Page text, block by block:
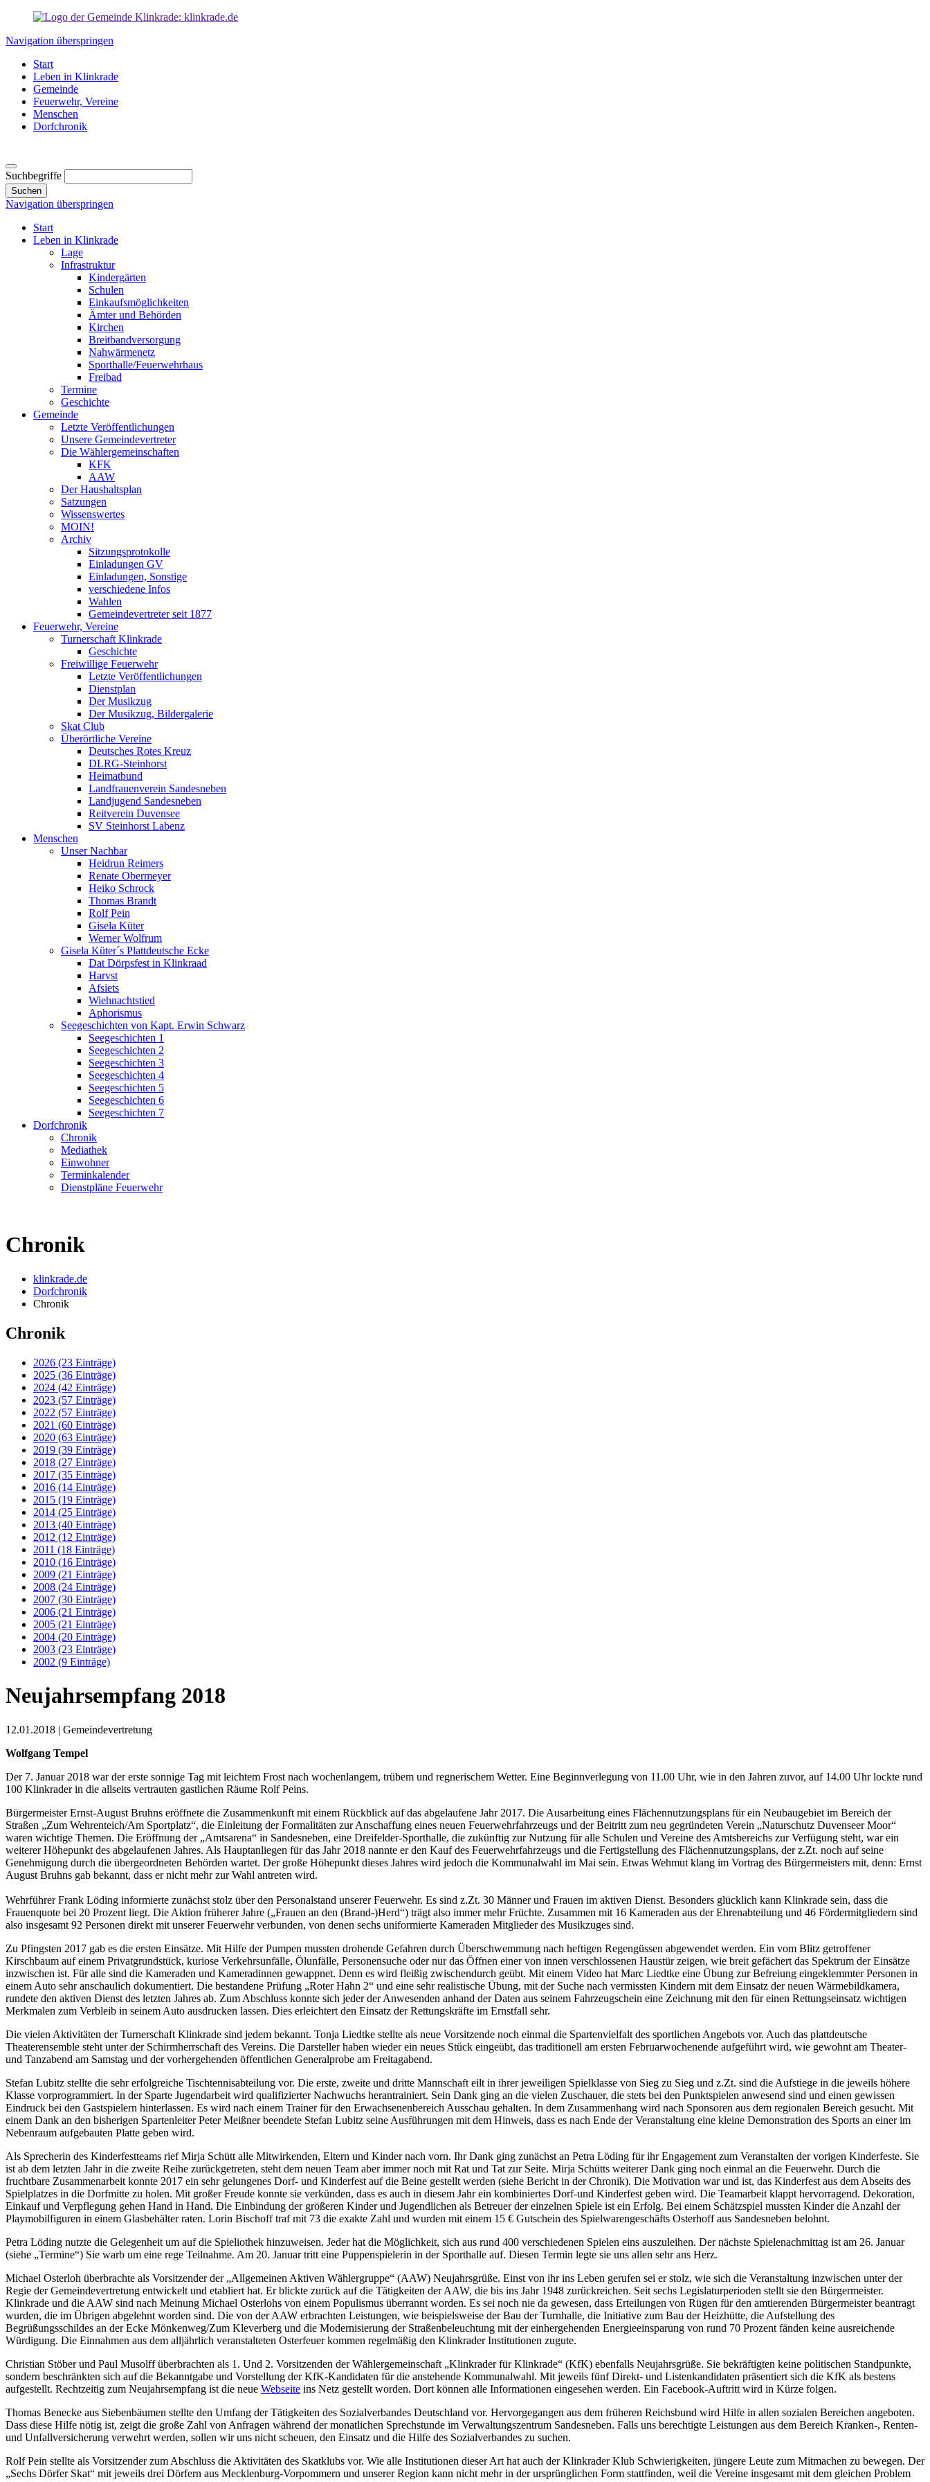
Navigation überspringen
Start
Leben in Klinkrade
Gemeinde
Feuerwehr, Vereine
Menschen
Dorfchronik
Suchbegriffe
Suchen
Navigation überspringen
Start
Leben in Klinkrade
Lage
Infrastruktur
Kindergärten
Schulen
Einkaufsmöglichkeiten
Ämter und Behörden
Kirchen
Breitbandversorgung
Nahwärmenetz
Sporthalle/Feuerwehrhaus
Freibad
Termine
Geschichte
Gemeinde
Letzte Veröffentlichungen
Unsere Gemeindevertreter
Die Wählergemeinschaften
KFK
AAW
Der Haushaltsplan
Satzungen
Wissenswertes
MOIN!
Archiv
Sitzungsprotokolle
Einladungen GV
Einladungen, Sonstige
verschiedene Infos
Wahlen
Gemeindevertreter seit 1877
Feuerwehr, Vereine
Turnerschaft Klinkrade
Geschichte
Freiwillige Feuerwehr
Letzte Veröffentlichungen
Dienstplan
Der Musikzug
Der Musikzug, Bildergalerie
Skat Club
Überörtliche Vereine
Deutsches Rotes Kreuz
DLRG-Steinhorst
Heimatbund
Landfrauenverein Sandesneben
Landjugend Sandesneben
Reitverein Duvensee
SV Steinhorst Labenz
Menschen
Unser Nachbar
Heidrun Reimers
Renate Obermeyer
Heiko Schrock
Thomas Brandt
Rolf Pein
Gisela Küter
Werner Wolfrum
Gisela Küter´s Plattdeutsche Ecke
Dat Dörpsfest in Klinkraad
Harvst
Afsiets
Wiehnachtstied
Aphorismus
Seegeschichten von Kapt. Erwin Schwarz
Seegeschichten 1
Seegeschichten 2
Seegeschichten 3
Seegeschichten 4
Seegeschichten 5
Seegeschichten 6
Seegeschichten 7
Dorfchronik
Chronik
Mediathek
Einwohner
Terminkalender
Dienstpläne Feuerwehr
Chronik
klinkrade.de
Dorfchronik
Chronik
Chronik
2026 (23 Einträge)
2025 (36 Einträge)
2024 (42 Einträge)
2023 (57 Einträge)
2022 (57 Einträge)
2021 (60 Einträge)
2020 (63 Einträge)
2019 (39 Einträge)
2018 (27 Einträge)
2017 (35 Einträge)
2016 (14 Einträge)
2015 (19 Einträge)
2014 (25 Einträge)
2013 (40 Einträge)
2012 (12 Einträge)
2011 (18 Einträge)
2010 (16 Einträge)
2009 (21 Einträge)
2008 (24 Einträge)
2007 (30 Einträge)
2006 (21 Einträge)
2005 (21 Einträge)
2004 (20 Einträge)
2003 (23 Einträge)
2002 (9 Einträge)
Neujahrsempfang 2018
12.01.2018 | Gemeindevertretung
Wolfgang Tempel
Der 7. Januar 2018 war der erste sonnige Tag mit leichtem Frost nach wochenlangem, trübem und regnerischem Wetter. Eine Beginnverlegung von 11.00 Uhr, wie in den Jahren zuvor, auf 14.00 Uhr lockte rund
100 Klinkrader in die allseits vertrauten gastlichen Räume Rolf Peins.
Bürgermeister Ernst-August Bruhns eröffnete die Zusammenkunft mit einem Rückblick auf das abgelaufene Jahr 2017. Die Ausarbeitung eines Flächennutzungsplans für ein Neubaugebiet im Bereich der
Straßen „Zum Wehrenteich/Am Sportplatz“, die Einleitung der Formalitäten zur Anschaffung eines neuen Feuerwehrfahrzeugs und der Beitritt zum neu gegründeten Verein „Naturschutz Duvenseer Moor“
waren wichtige Themen. Die Eröffnung der „Amtsarena“ in Sandesneben, eine Dreifelder-Sporthalle, die zukünftig zur Nutzung für alle Schulen und Vereine des Amtsbereichs zur Verfügung steht, war ein
weiterer Höhepunkt des abgelaufenen Jahres. Als Hauptanliegen für das Jahr 2018 nannte er den Kauf des Feuerwehrfahrzeugs und die Fertigstellung des Flächennutzungsplans, der z.Zt. noch auf seine
Genehmigung durch die übergeordneten Behörden wartet. Der große Höhepunkt dieses Jahres wird jedoch die Kommunalwahl im Mai sein. Etwas Wehmut klang im Vortrag des Bürgermeisters mit, denn: Ernst
August Bruhns gab bekannt, dass er nicht mehr zur Wahl antreten wird.
Wehrführer Frank Löding informierte zunächst stolz über den Personalstand unserer Feuerwehr. Es sind z.Zt. 30 Männer und Frauen im aktiven Dienst. Besonders glücklich kann Klinkrade sein, dass die
Frauenquote bei 20 Prozent liegt. Die Aktion früherer Jahre („Frauen an den (Brand-)Herd“) trägt also immer mehr Früchte. Zusammen mit 16 Kameraden aus der Ehrenabteilung und 46 Fördermitgliedern sind
also insgesamt 92 Personen direkt mit unserer Feuerwehr verbunden, von denen sechs uniformierte Kameraden Mitglieder des Musikzuges sind.
Zu Pfingsten 2017 gab es die ersten Einsätze. Mit Hilfe der Pumpen mussten drohende Gefahren durch Überschwemmung nach heftigen Regengüssen abgewendet werden. Ein vom Blitz getroffener
Kirschbaum auf einem Privatgrundstück, kuriose Verkehrsunfälle, Ölunfälle, Personensuche oder nur das Öffnen einer von innen verschlossenen Haustür zeigen, wie breit gefächert das Spektrum der Einsätze
inzwischen ist. Für alle sind die Kameraden und Kameradinnen gewappnet. Denn es wird fleißig zwischendurch geübt. Mit einem Video hat Marc Liedtke eine Übung zur Befreiung eingeklemmter Personen in
einem Auto sehr anschaulich dokumentiert. Die bestandene Prüfung „Roter Hahn 2“ und eine sehr realistische Übung, mit der Suche nach vermissten Kindern mit dem Einsatz der neuen Wärmebildkamera,
rundete den aktiven Dienst des letzten Jahres ab. Zum Abschluss konnte sich jeder der Anwesenden anhand der Daten aus seinem Fahrzeugschein eine Zeichnung mit den für einen Rettungseinsatz wichtigen
Merkmalen zum Verbleib in seinem Auto ausdrucken lassen. Dies erleichtert den Einsatz der Rettungskräfte im Ernstfall sehr.
Die vielen Aktivitäten der Turnerschaft Klinkrade sind jedem bekannt. Tonja Liedtke stellte als neue Vorsitzende noch einmal die Spartenvielfalt des sportlichen Angebots vor. Auch das plattdeutsche
Theaterensemble steht unter der Schirmherrschaft des Vereins. Die Darsteller haben wieder ein neues Stück eingeübt, das traditionell am ersten Februarwochenende aufgeführt wird, wie gewohnt am Theater-
und Tanzabend am Samstag und der vorhergehenden öffentlichen Generalprobe am Freitagabend.
Stefan Lubitz stellte die sehr erfolgreiche Tischtennisabteilung vor. Die erste, zweite und dritte Mannschaft eilt in ihrer jeweiligen Spielklasse von Sieg zu Sieg und z.Zt. sind die Aufstiege in die jeweils höhere
Klasse vorprogrammiert. In der Sparte Jugendarbeit wird qualifizierter Nachwuchs herantrainiert. Sein Dank ging an die vielen Zuschauer, die stets bei den Punktspielen anwesend sind und einen gewissen
Eindruck bei den Gastspielern hinterlassen. Es wird nach einem Trainer für den Erwachsenenbereich Ausschau gehalten. In dem Zusammenhang wird nach Sponsoren aus dem regionalen Bereich gesucht. Mit
einem Dank an den bisherigen Spartenleiter Peter Meißner beendete Stefan Lubitz seine Ausführungen mit dem Hinweis, dass es nach Ende der Veranstaltung eine kleine Demonstration des Sports an einer im
Nebenraum aufgebauten Platte geben wird.
Als Sprecherin des Kinderfestteams rief Mirja Schütt alle Mitwirkenden, Eltern und Kinder nach vorn. Ihr Dank ging zunächst an Petra Löding für ihr Engagement zum Veranstalten der vorigen Kinderfeste. Sie
ist ab dem letzten Jahr in die zweite Reihe zurückgetreten, steht dem neuen Team aber immer noch mit Rat und Tat zur Seite. Mirja Schütts weiterer Dank ging noch einmal an die Feuerwehr. Durch die
fruchtbare Zusammenarbeit konnte 2017 ein sehr gelungenes Dorf- und Kinderfest auf die Beine gestellt werden (siehe Bericht in der Chronik). Die Motivation war und ist, das Kinderfest aus dem Abseits des
Spielplatzes in die Dorfmitte zu holen. Mit großer Freude konnte sie verkünden, dass es auch in diesem Jahr ein kombiniertes Dorf-und Kinderfest geben wird. Die Teamarbeit klappt hervorragend. Dekoration,
Einkauf und Verpflegung gehen Hand in Hand. Die Einbindung der größeren Kinder und Jugendlichen als Betreuer der einzelnen Spiele ist ein Erfolg. Bei einem Schätzspiel mussten Kinder die Anzahl der
Playmobilfiguren in einem Glasbehälter raten. Lorin Bischoff traf mit 73 die exakte Zahl und wurden mit einem 15 € Gutschein des Spielwarengeschäfts Osterhoff aus Sandesneben belohnt.
Petra Löding nutzte die Gelegenheit um auf die Spieliothek hinzuweisen. Jeder hat die Möglichkeit, sich aus rund 400 verschiedenen Spielen eins auszuleihen. Der nächste Spielenachmittag ist am 26. Januar
(siehe „Termine“) Sie warb um eine rege Teilnahme. Am 20. Januar tritt eine Puppenspielerin in der Sporthalle auf. Diesen Termin legte sie uns allen sehr ans Herz.
Michael Osterloh überbrachte als Vorsitzender der „Allgemeinen Aktiven Wählergruppe“ (AAW) Neujahrsgrüße. Einst von ihr ins Leben gerufen sei er stolz, wie sich die Veranstaltung inzwischen unter der
Regie der Gemeindevertretung entwickelt und etabliert hat. Er blickte zurück auf die Tätigkeiten der AAW, die bis ins Jahr 1948 zurückreichen. Seit sechs Legislaturperioden stellt sie den Bürgermeister.
Klinkrade und die AAW sind nach Meinung Michael Osterlohs von einem Populismus überrannt worden. Es sei noch nie da gewesen, dass Erteilungen von Rügen für den amtierenden Bürgermeister beantragt
wurden, die im Übrigen abgelehnt worden sind. Die von der AAW erbrachten Leistungen, wie beispielsweise der Bau der Turnhalle, die Initiative zum Bau der Heizhütte, die Aufstellung des
Begrüßungsschildes an der Ecke Mönkenweg/Zum Kleverberg und die Modernisierung der Straßenbeleuchtung mit der einhergehenden Energieeinsparung von rund 70 Prozent fänden keine ausreichende
Würdigung. Die Einnahmen aus dem alljährlich veranstalteten Osterfeuer kommen regelmäßig den Klinkrader Institutionen zugute.
Christian Stöber und Paul Musolff überbrachten als 1. Und 2. Vorsitzenden der Wählergemeinschaft „Klinkrader für Klinkrade“ (KfK) ebenfalls Neujahrsgrüße. Sie bekräftigten keine politischen Standpunkte,
sondern beschränkten sich auf die Bekanntgabe und Vorstellung der KfK-Kandidaten für die anstehende Kommunalwahl. Mit jeweils fünf Direkt- und Listenkandidaten präsentiert sich die KfK als bestens
aufgestellt. Rechtzeitig zum Neujahrsempfang ist die neue Webseite ins Netz gestellt worden. Dort können alle Informationen eingesehen werden. Ein Facebook-Auftritt wird in Kürze folgen.
Thomas Benecke aus Siebenbäumen stellte den Umfang der Tätigkeiten des Sozialverbandes Deutschland vor. Hervorgegangen aus dem früheren Reichsbund wird Hilfe in allen sozialen Bereichen angeboten.
Dass diese Hilfe nötig ist, zeigt die große Zahl von Anfragen während der monatlichen Sprechstunde im Verwaltungszentrum Sandesneben. Falls uns berechtigte Leistungen aus dem Bereich Kranken-, Renten-
und Unfallversicherung verwehrt werden, sollen wir uns nicht scheuen, den Einsatz und die Hilfe des Sozialverbandes zu suchen.
Rolf Pein stellte als Vorsitzender zum Abschluss die Aktivitäten des Skatklubs vor. Wie alle Institutionen dieser Art hat auch der Klinkrader Klub Schwierigkeiten, jüngere Leute zum Mitmachen zu bewegen. Der
„Sechs Dörfer Skat“ mit jeweils drei Dörfern aus Mecklenburg-Vorpommern und unserer Region kann nicht mehr in der ursprünglichen Form stattfinden, weil die Vereine insgesamt mit dem gleichen Problem